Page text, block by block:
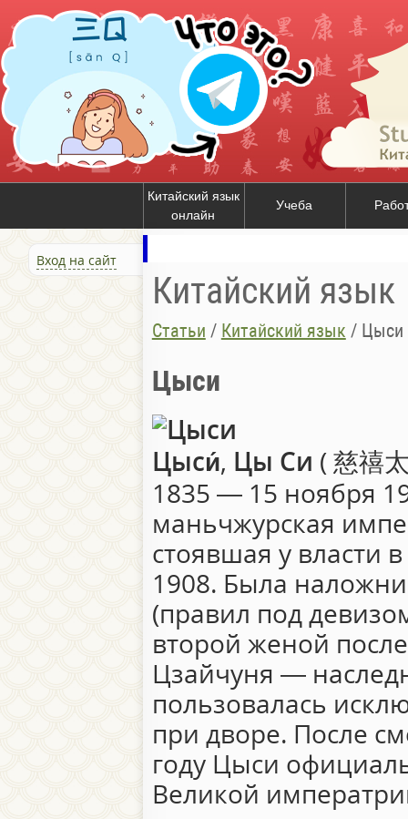
Китайский язык
онлайн
Учеба
Вход на сайт
Китайский язык
Статьи / Китайский язык / Цыcи
Цыcи
Цыси́, Цы Си (慈禧
1835 — 15 ноября
маньчжурская
стоявшая у власти
1908. Была
(правил под
второй женой
Цзайчуня —
пользовалась
при дворе. После
году Цыси
Великой